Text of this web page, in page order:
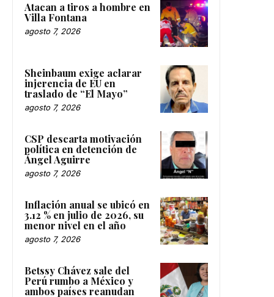
Atacan a tiros a hombre en
Villa Fontana
agosto 7, 2026
Sheinbaum exige aclarar
injerencia de EU en
traslado de “El Mayo”
agosto 7, 2026
CSP descarta motivación
política en detención de
Ángel Aguirre
agosto 7, 2026
Inflación anual se ubicó en
3.12 % en julio de 2026, su
menor nivel en el año
agosto 7, 2026
Betssy Chávez sale del
Perú rumbo a México y
ambos países reanudan